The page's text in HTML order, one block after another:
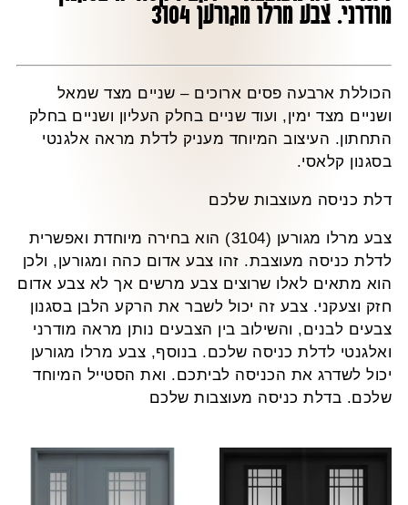
מודרני. צבע מרלו מגורען 3104
הכוללת ארבעה פסים ארוכים – שניים מצד שמאל
ושניים מצד ימין, ועוד שניים בחלק העליון ושניים בחלק
התחתון. העיצוב המיוחד מעניק לדלת מראה אלגנטי
בסגנון קלאסי.
דלת כניסה מעוצבות שלכם
צבע מרלו מגורען (3104) הוא בחירה מיוחדת ואפשרית
לדלת כניסה מעוצבת. זהו צבע אדום כהה ומגורען, ולכן
הוא מתאים לאלו שרוצים צבע מרשים אך לא צבע אדום
חזק וצעקני. צבע זה יכול לשבר את הרקע הלבן בסגנון
צבעים לבנים, והשילוב בין הצבעים נותן מראה מודרני
ואלגנטי לדלת כניסה שלכם. בנוסף, צבע מרלו מגורען
יכול לשדרג את הכניסה לביתכם. ואת הסטייל המיוחד
שלכם. בדלת כניסה מעוצבות שלכם